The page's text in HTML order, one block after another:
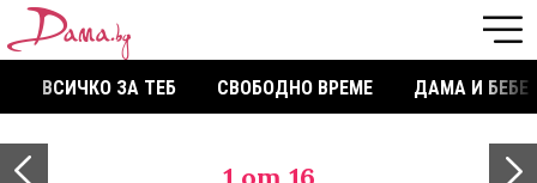
ВСИЧКО ЗА ТЕБ СВОБОДНО ВРЕМЕ ДАМА И БЕБЕ